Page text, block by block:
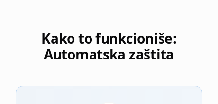
Kako to funkcioniše:
Automatska zaštita